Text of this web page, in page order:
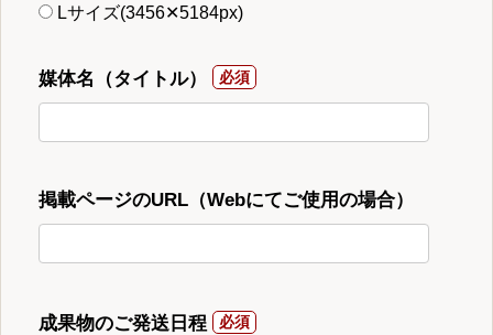
Lサイズ(3456✕5184px)
媒体名（タイトル）
掲載ページのURL（Webにてご使用の場合）
成果物のご発送日程